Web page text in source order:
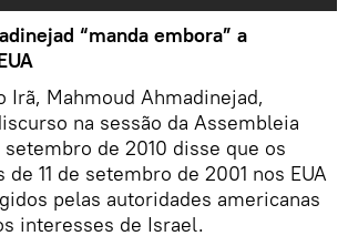
“manda embora” a
Irã, Mahmoud Ahmadinejad,
na sessão da Assembleia
de 2010 disse que os
11 de setembro de 2001 nos EUA
pelas autoridades americanas
interesses de Israel.